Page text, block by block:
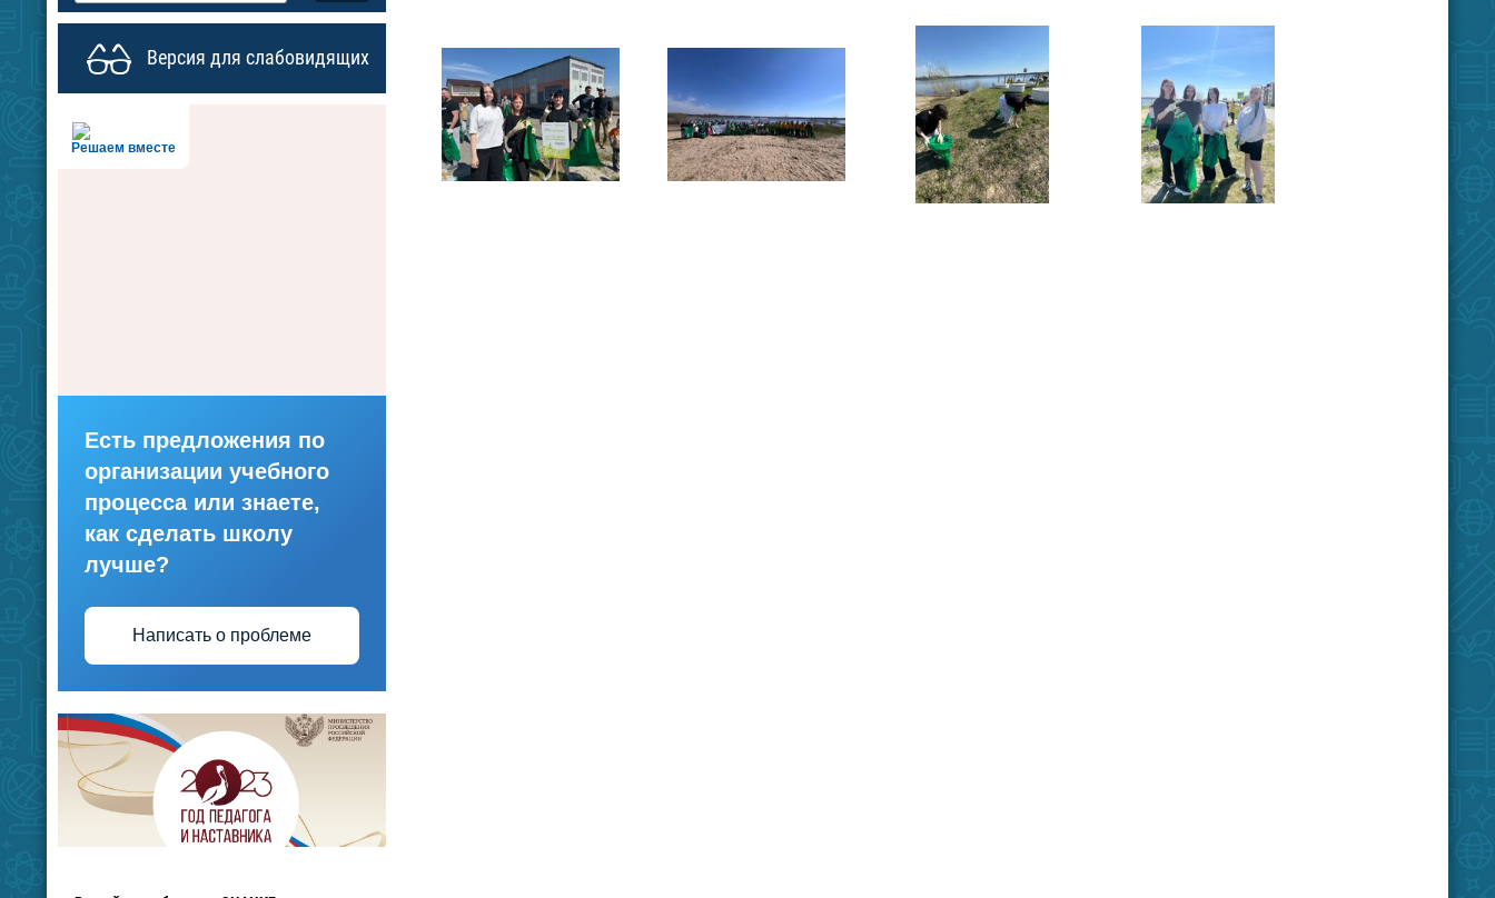
Версия для слабовидящих
Решаем вместе
Есть предложения по
организации учебного
процесса или знаете,
как сделать школу
лучше?
Написать о проблеме